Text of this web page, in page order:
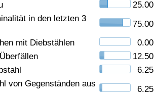
25.00
in den letzten 3
75.00
mit Diebstählen
0.00
12.50
6.25
von Gegenständen aus
6.25
nach Land
Index (aktuell)